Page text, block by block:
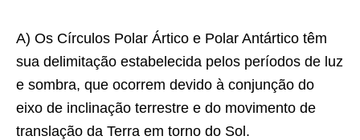
A) Os Círculos Polar Ártico e Polar Antártico têm
sua delimitação estabelecida pelos períodos de luz
e sombra, que ocorrem devido à conjunção do
eixo de inclinação terrestre e do movimento de
translação da Terra em torno do Sol.